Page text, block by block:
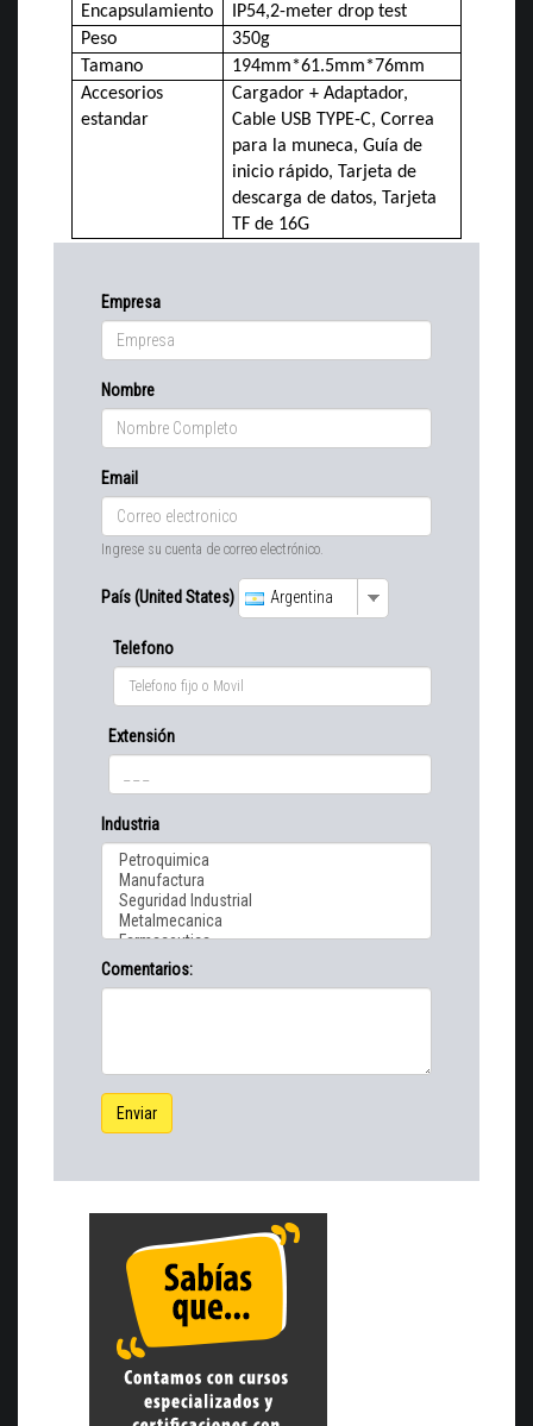
Encapsulamiento
IP54,2-meter drop test
Peso
350g
Tamano
194mm*61.5mm*76mm
Accesorios
estandar
Cargador + Adaptador,
Cable USB TYPE-C, Correa
para la muneca, Guía de
inicio rápido, Tarjeta de
descarga de datos, Tarjeta
TF de 16G
Empresa
Nombre
Email
Ingrese su cuenta de correo electrónico.
País (United States) Argentina
Telefono
Extensión
Industria
Comentarios:
Enviar